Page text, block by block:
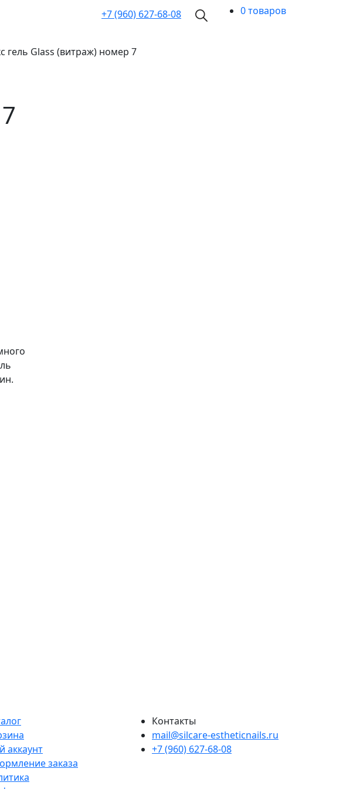
+7 (960) 627-68-08 0 товаров
гель Glass (витраж) номер 7
аккаунт
заказа
Контакты
mail@silcare-estheticnails.ru
+7 (960) 627-68-08